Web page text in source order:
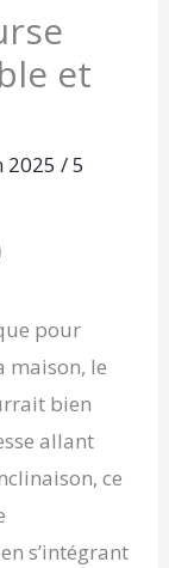
et
2025/5
pour
maison, le
bien
allant
ce
s’intégrant